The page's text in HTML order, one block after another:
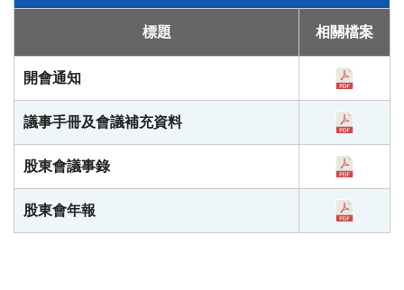
標題 相關檔案
開會通知
議事手冊及會議補充資料
股東會議事錄
股東會年報